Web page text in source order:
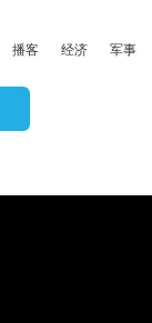
播客 经济 军事